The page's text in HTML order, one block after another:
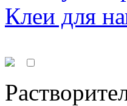
Клеи для